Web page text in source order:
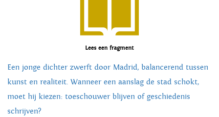
Lees een fragment
Een jonge dichter zwerft door Madrid, balancerend tussen
kunst en realiteit. Wanneer een aanslag de stad schokt,
moet hij kiezen: toeschouwer blijven of geschiedenis
schrijven?